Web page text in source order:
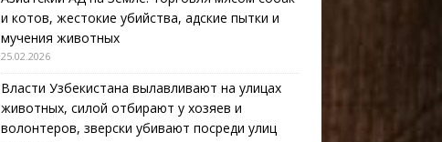
и котов, жестокие убийства, адские пытки и
мучения животных
25.02.2026
Власти Узбекистана вылавливают на улицах
животных, силой отбирают у хозяев и
волонтеров, зверски убивают посреди улиц